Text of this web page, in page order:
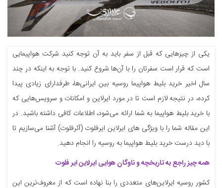
یکی از چیزهایی که قبل از سفر باید به آن توجه کنید شرکت هواپیمایی
است که قرار است سفرتان را با آن‌ها شروع کنید. با توجه به اینکه در چند
سال اخیر خرید بلیط هواپیما روسیه بین ایرانی‌ها، طرفدارای زیادی پیدا
کرده، در نتیجه لازم است تا در مورد ایرلاین و امکانات و سرویس‌هایی که
با خرید بلیط هواپیما به شما ارائه می‌شود، اطلاعات کافی داشته باشید. در
این مقاله شما را با ویژگی های ایرلاین ایرفلوت (آئرفلوت) آشنا می‌سازیم تا
با دید درست خرید بلیط هواپیما به روسیه را انجام دهید.
همه چیز راجع به تاریخچه و ناوگان هوایی ایرلاین ایر فلوت
کشور روسیه ایرلاین‌های متعددی را بنا نهاده است که از معروف‌ترین این